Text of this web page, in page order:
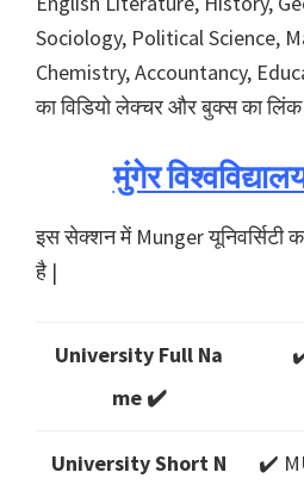
Sociology, Political Science,
Chemistry, Accountancy,
का विडियो लेक्चर और बुक्स का लिंक
मुंगेर
इस सेक्शन में Munger यूनिवर्सिटी का
है |
University Full Na
me ✔️
University Short N
✔️